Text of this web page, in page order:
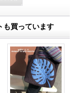
も買っています